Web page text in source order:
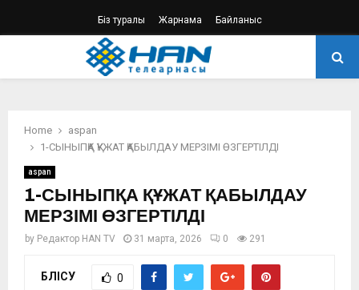
Біз туралы Жарнама Байланыс
PRIMARY
Home
aspan
1-СЫНЫПҚА ҚҰЖАТ ҚАБЫЛДАУ МЕРЗІМІ ӨЗГЕРТІЛДІ
aspan
1-СЫНЫПҚА ҚҰЖАТ ҚАБЫЛДАУ
МЕРЗІМІ ӨЗГЕРТІЛДІ
by Редактор HAN TV 31 марта, 2026 0 291
БӨЛІСУ 0